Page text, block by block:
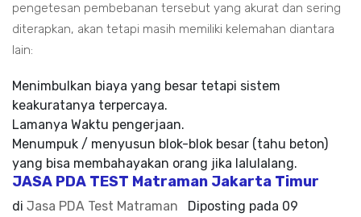
pengetesan pembebanan tersebut yang akurat dan sering
diterapkan, akan tetapi masih memiliki kelemahan diantara
lain:
Menimbulkan biaya yang besar tetapi sistem
keakuratanya terpercaya.
Lamanya Waktu pengerjaan.
Menumpuk / menyusun blok-blok besar (tahu beton)
yang bisa membahayakan orang jika lalulalang.
JASA PDA TEST Matraman Jakarta Timur
di Jasa PDA Test Matraman Diposting pada 09